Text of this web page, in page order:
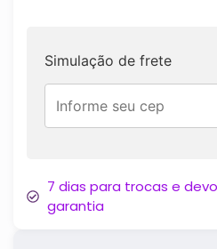
Simulação de frete
7 dias para trocas e
garantia